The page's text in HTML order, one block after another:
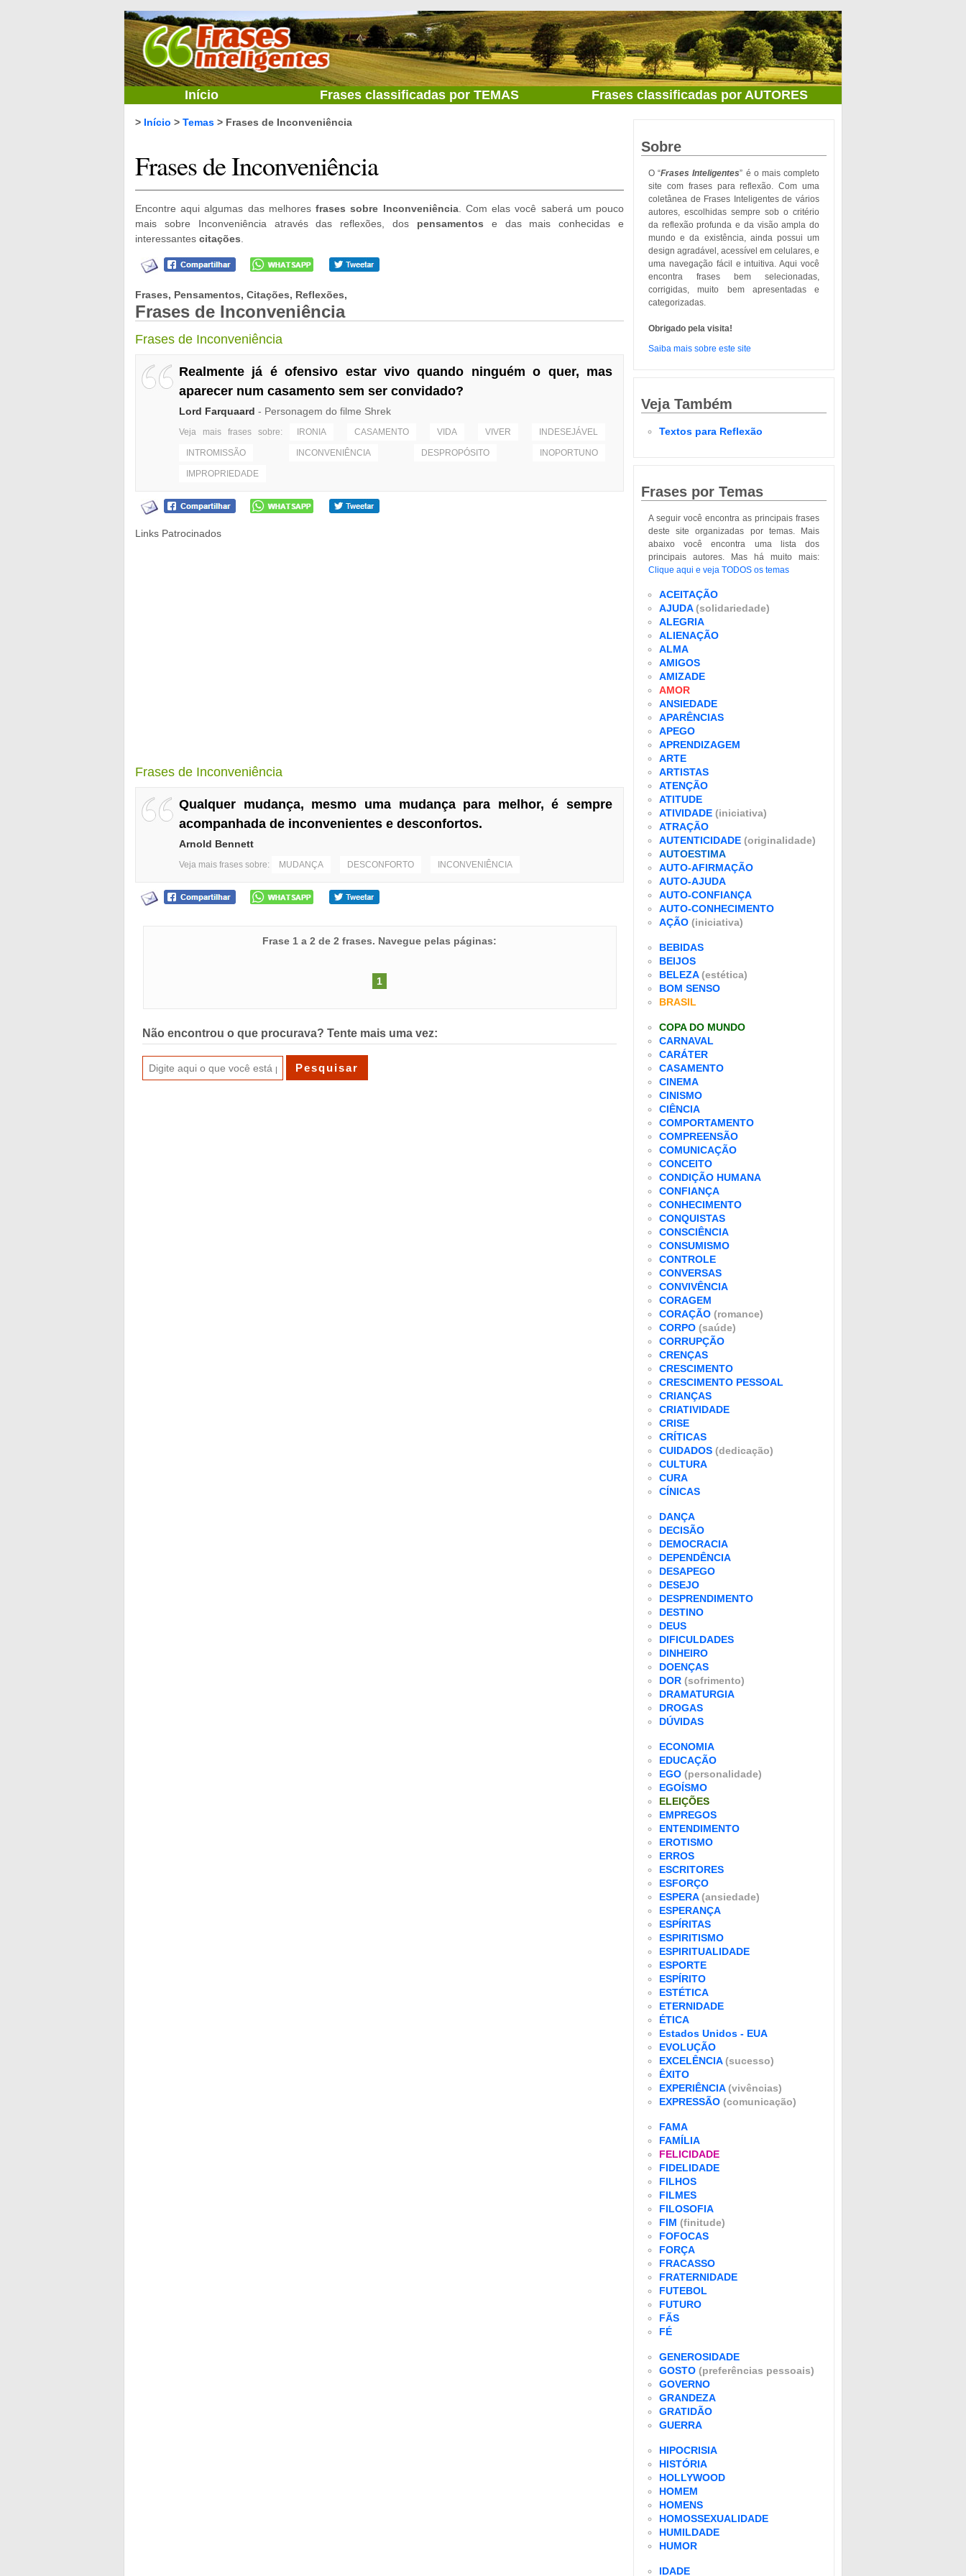
Início Frases classificadas por TEMAS Frases classificadas por AUTORES
> Início > Temas > Frases de Inconveniência
Frases de Inconveniência
Encontre aqui algumas das melhoresfrases sobre Inconveniência. Com elas você saberá um pouco
mais sobre Inconveniência através das reflexões, dos pensamentos e das mais conhecidas e
interessantes citações
Frases, Pensamentos, Citações, Reflexões,
Frases de Inconveniência
Frases de Inconveniência
Realmente já é ofensivo estar vivo quando ninguém o quer, mas
aparecer num casamento sem ser convidado?
Lord Farquaard - Personagem do filme Shrek
Veja mais frases sobre: IRONIA CASAMENTO VIDA VIVER INDESEJÁVEL
INTROMISSÃO INCONVENIÊNCIA DESPROPÓSITO INOPORTUNO
IMPROPRIEDADE
Links Patrocinados
Frases de Inconveniência
Qualquer mudança, mesmo uma mudança para melhor, é sempre
acompanhada de inconvenientes e desconfortos.
Arnold Bennett
Veja mais frases sobre: MUDANÇA DESCONFORTO INCONVENIÊNCIA
Frase 1 a 2 de 2 frases. Navegue pelas páginas:
1
Não encontrou o que procurava? Tente mais uma vez:
Sobre
O “Frases Inteligentes” é o mais completo
site com frases para reflexão. Com uma
coletânea de Frases Inteligentes de vários
autores, escolhidas sempre sob o critério
da reflexão profunda e da visão ampla do
mundo e da existência, ainda possui um
design agradável, acessível em celulares, e
uma navegação fácil e intuitiva. Aqui você
encontra frases bem selecionadas,
corrigidas, muito bem apresentadas e
categorizadas.
Obrigado pela visita!
Saiba mais sobre este site
Veja Também
Textos para Reflexão
Frases por Temas
A seguir você encontra as principais frases
deste site organizadas por temas. Mais
abaixo você encontra uma lista dos
principais autores. Mas há muito mais:
Clique aqui e veja TODOS os temas
ACEITAÇÃO
AJUDA(solidariedade)
ALEGRIA
ALIENAÇÃO
ALMA
AMIGOS
AMIZADE
AMOR
ANSIEDADE
APARÊNCIAS
APEGO
APRENDIZAGEM
ARTE
ARTISTAS
ATENÇÃO
ATITUDE
ATIVIDADE (iniciativa)
ATRAÇÃO
AUTENTICIDADE (originalidade)
AUTOESTIMA
AUTO-AFIRMAÇÃO
AUTO-AJUDA
AUTO-CONFIANÇA
AUTO-CONHECIMENTO
AÇÃO (iniciativa)
BEBIDAS
BEIJOS
BELEZA(estética)
BOM SENSO
BRASIL
COPA DO MUNDO
CARNAVAL
CARÁTER
CASAMENTO
CINEMA
CINISMO
CIÊNCIA
COMPORTAMENTO
COMPREENSÃO
COMUNICAÇÃO
CONCEITO
CONDIÇÃO HUMANA
CONFIANÇA
CONHECIMENTO
CONQUISTAS
CONSCIÊNCIA
CONSUMISMO
CONTROLE
CONVERSAS
CONVIVÊNCIA
CORAGEM
CORAÇÃO (romance)
CORPO (saúde)
CORRUPÇÃO
CRENÇAS
CRESCIMENTO
CRESCIMENTO PESSOAL
CRIANÇAS
CRIATIVIDADE
CRISE
CRÍTICAS
CUIDADOS (dedicação)
CULTURA
CURA
CÍNICAS
DANÇA
DECISÃO
DEMOCRACIA
DEPENDÊNCIA
DESAPEGO
DESEJO
DESPRENDIMENTO
DESTINO
DEUS
DIFICULDADES
DINHEIRO
DOENÇAS
DOR (sofrimento)
DRAMATURGIA
DROGAS
DÚVIDAS
ECONOMIA
EDUCAÇÃO
EGO (personalidade)
EGOÍSMO
ELEIÇÕES
EMPREGOS
ENTENDIMENTO
EROTISMO
ERROS
ESCRITORES
ESFORÇO
ESPERA(ansiedade)
ESPERANÇA
ESPÍRITAS
ESPIRITISMO
ESPIRITUALIDADE
ESPORTE
ESPÍRITO
ESTÉTICA
ETERNIDADE
ÉTICA
Estados Unidos - EUA
EVOLUÇÃO
EXCELÊNCIA(sucesso)
ÊXITO
EXPERIÊNCIA(vivências)
EXPRESSÃO (comunicação)
FAMA
FAMÍLIA
FELICIDADE
FIDELIDADE
FILHOS
FILMES
FILOSOFIA
FIM (finitude)
FOFOCAS
FORÇA
FRACASSO
FRATERNIDADE
FUTEBOL
FUTURO
FÃS
FÉ
GENEROSIDADE
GOSTO (preferências pessoais)
GOVERNO
GRANDEZA
GRATIDÃO
GUERRA
HIPOCRISIA
HISTÓRIA
HOLLYWOOD
HOMEM
HOMENS
HOMOSSEXUALIDADE
HUMILDADE
HUMOR
IDADE